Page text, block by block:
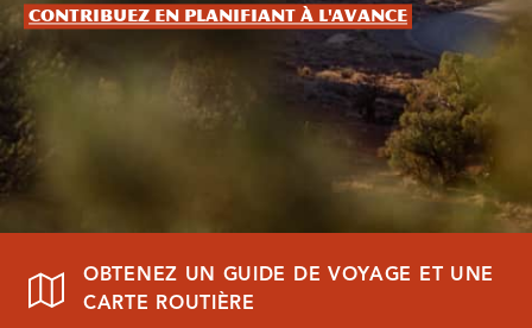
Contribuez en planifiant à l'avance
OBTENEZ UN GUIDE DE VOYAGE ET UNE
CARTE ROUTIÈRE